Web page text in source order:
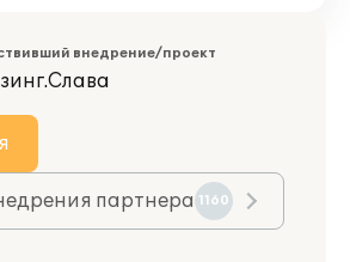
внедрение/проект
партнера 1160